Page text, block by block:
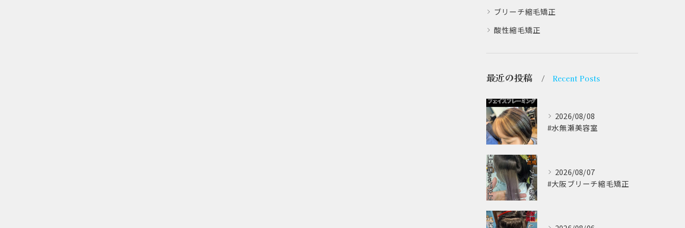
ブリーチ縮毛矯正
酸性縮毛矯正
最近の投稿 Recent Posts
2026/08/08
#水無瀬美容室⁡
2026/08/07
#大阪ブリーチ縮毛矯正 ⁡